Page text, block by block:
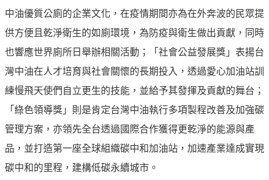
油
色
守
護
友
愛
油
深
耕
中油優質公廁的企業文化，在疫情期間亦為在外奔波的民眾提
供方便且乾淨衛生的如廁環境，為防疫與衛生做出貢獻，同時
也響應世界廁所日舉辦相關活動；「社會公益發展獎」表揚台
灣中油在人才培育與社會關懷的長期投入，透過愛心加油站訓
練慢飛天使們自立更生的技能，並給予其發揮及貢獻的舞台；
「綠色領導獎」則是肯定台灣中油執行多項製程改善及加強碳
管理方案，亦領先全台透過國際合作獲得更乾淨的能源與產
品，並打造第一座全球組織碳中和加油站，加速產業達成實現
碳中和的里程，建構低碳永續城市。